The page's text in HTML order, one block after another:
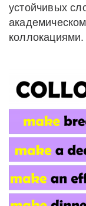
устойчивых
коллокациями.